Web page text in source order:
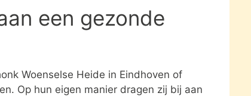
een gezonde
Woenselse Heide in Eindhoven of
Op hun eigen manier dragen zij bij aan